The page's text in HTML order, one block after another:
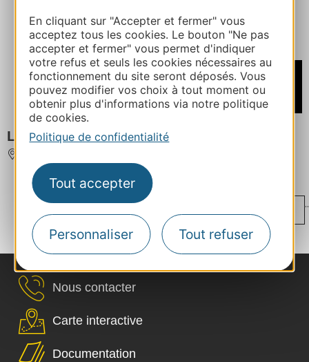
En cliquant sur "Accepter et fermer" vous
acceptez tous les cookies. Le bouton "Ne pas
accepter et fermer" vous permet d'indiquer
votre refus et seuls les cookies nécessaires au
fonctionnement du site seront déposés. Vous
pouvez modifier vos choix à tout moment ou
obtenir plus d'informations via notre politique
de cookies.
Politique de confidentialité
Tout accepter
Personnaliser Tout refuser
476€
/ Semaine
LA PASTORALE
‹ ...
92 ... 149 ... 206 ... 226 ›
Nous contacter
Carte interactive
Documentation